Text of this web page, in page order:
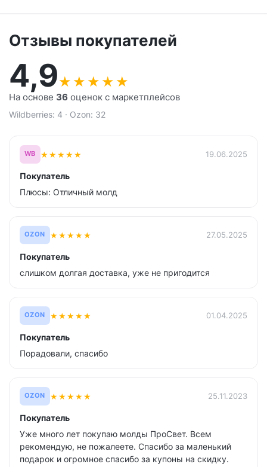
Отзывы покупателей
4,9★ ★ ★ ★ ★
На основе 36 оценок с маркетплейсов
Wildberries: 4 · Ozon: 32
WB ★★★★★ 19.06.2025
Покупатель
Плюсы: Отличный молд
OZON ★★★★★ 27.05.2025
Покупатель
слишком долгая доставка, уже не пригодится
OZON ★★★★★ 01.04.2025
Покупатель
Порадовали, спасибо
OZON ★★★★★ 25.11.2023
Покупатель
Уже много лет покупаю молды ПроСвет. Всем
рекомендую, не пожалеете. Спасибо за маленький
подарок и огромное спасибо за купоны на скидку.